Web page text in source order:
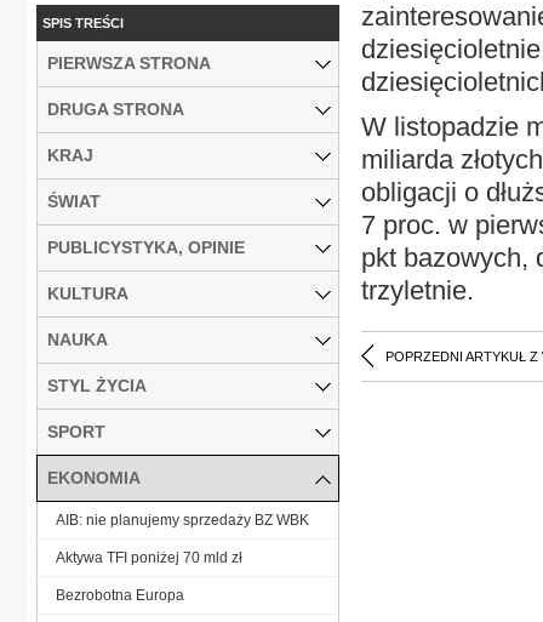
W listopadzie
miliarda
obligacji o
7 proc. w
pkt bazowych,
trzyletnie.
POPRZEDNI ARTYKUŁ Z
SPIS TREŚCI
PIERWSZA STRONA
DRUGA STRONA
KRAJ
ŚWIAT
PUBLICYSTYKA, OPINIE
KULTURA
NAUKA
STYL ŻYCIA
SPORT
EKONOMIA
AIB: nie planujemy sprzedaży BZ WBK
Aktywa TFI poniżej 70 mld zł
Bezrobotna Europa